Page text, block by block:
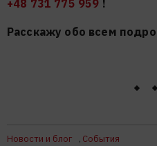
+48 731 775 959 !
Расскажу обо всем
Новости и блог , События